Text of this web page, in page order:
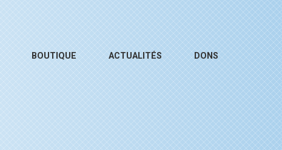
BOUTIQUE ACTUALITÉS DONS